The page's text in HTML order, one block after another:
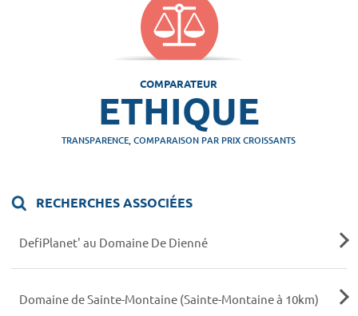
COMPARATEUR
ETHIQUE
TRANSPARENCE, COMPARAISON PAR PRIX CROISSANTS
RECHERCHES ASSOCIÉES
DefiPlanet' au Domaine De Dienné
Domaine de Sainte-Montaine (Sainte-Montaine à 10km)